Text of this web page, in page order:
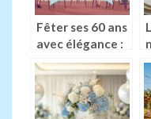
Fêter ses 60 ans
avec élégance :
le guide ultime
des animations
de danse
professionnelle